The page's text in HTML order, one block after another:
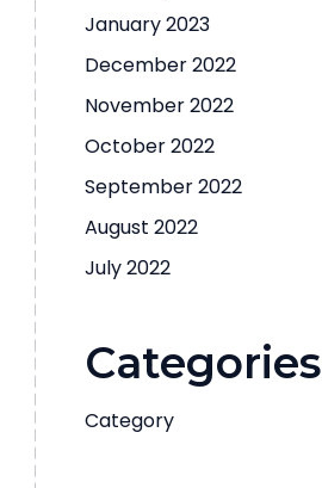
January 2023
December 2022
November 2022
October 2022
September 2022
August 2022
July 2022
Categories
Category